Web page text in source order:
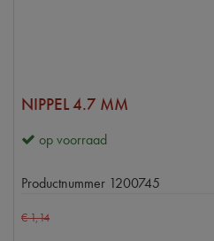
NIPPEL 4.7 MM
op voorraad
Productnummer 1200745
€1,14